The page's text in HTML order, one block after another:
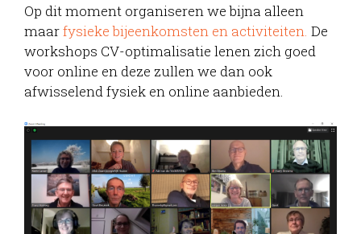
Op dit moment organiseren we bijna alleen
maarfysieke bijeenkomsten en activiteiten. De
workshops CV-optimalisatie lenen zich goed
voor online en deze zullen we dan ook
afwisselend fysiek en online aanbieden.